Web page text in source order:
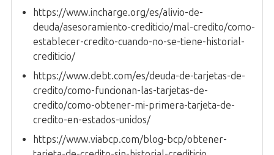
https://www.incharge.org/es/alivio-de-
deuda/asesoramiento-crediticio/mal-credito/como-
establecer-credito-cuando-no-se-tiene-historial-
crediticio/
https://www.debt.com/es/deuda-de-tarjetas-de-
credito/como-funcionan-las-tarjetas-de-
credito/como-obtener-mi-primera-tarjeta-de-
credito-en-estados-unidos/
https://www.viabcp.com/blog-bcp/obtener-